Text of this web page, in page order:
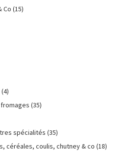
Co (15)
(4)
(35)
spécialités (35)
céréales, coulis, chutney & co (18)